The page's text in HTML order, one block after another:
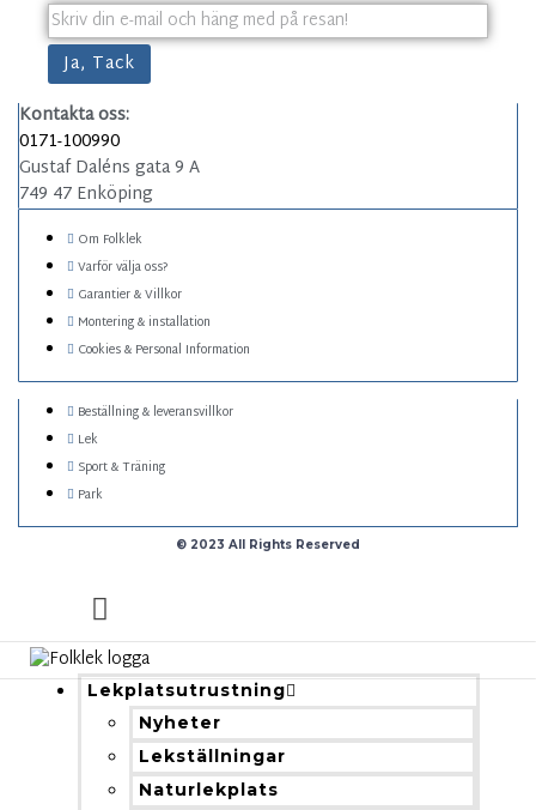
Kontakta oss:
0171-100990
Gustaf Daléns gata 9 A
749 47 Enköping
Om Folklek
Varför välja oss?
Garantier & Villkor
Montering & installation
Cookies & Personal Information
Beställning & leveransvillkor
Lek
Sport & Träning
Park
© 2023 All Rights Reserved
Lekplatsutrustning
Nyheter
Lekställningar
Naturlekplats